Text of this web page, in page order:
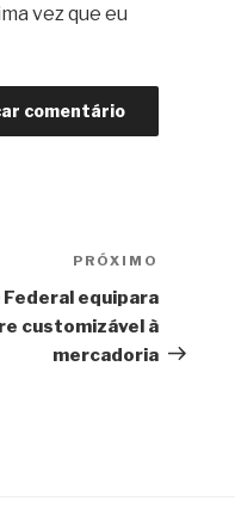
vez que eu
post
PRÓXIMO
equipara
customizável à
mercadoria